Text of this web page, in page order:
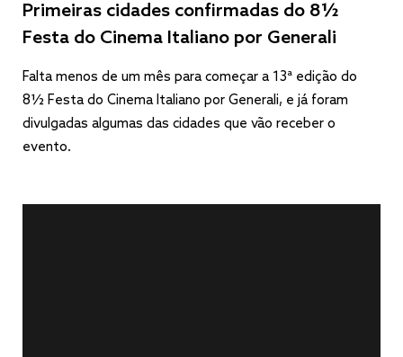
Primeiras cidades confirmadas do 8½
Festa do Cinema Italiano por Generali
Falta menos de um mês para começar a 13ª edição do
8½ Festa do Cinema Italiano por Generali, e já foram
divulgadas algumas das cidades que vão receber o
evento.